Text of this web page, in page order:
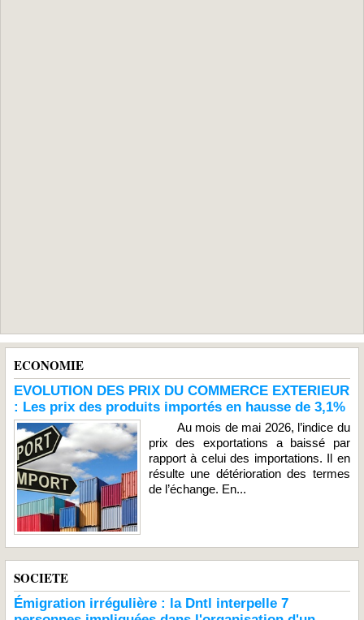
ECONOMIE
EVOLUTION DES PRIX DU COMMERCE EXTERIEUR
: Les prix des produits importés en hausse de 3,1%
Au mois de mai 2026, l’indice du
prix des exportations a baissé par
rapport à celui des importations. Il en
résulte une détérioration des termes
de l’échange. En...
SOCIETE
Émigration irrégulière : la Dntl interpelle 7